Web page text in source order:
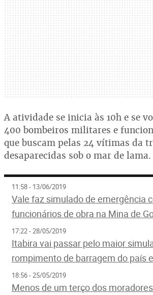
A atividade se inicia às 10h e se
400 bombeiros militares e
que buscam pelas 24 vítimas da
desaparecidas sob o mar de lama.
11:58 - 13/06/2019
Vale faz simulado de emergência
funcionários de obra na Mina de
17:22 - 28/05/2019
Itabira vai passar pelo maior
rompimento de barragem do país
18:56 - 25/05/2019
Menos de um terço dos